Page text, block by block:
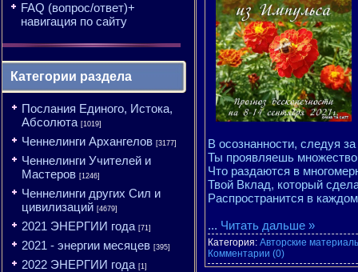
FAQ (вопрос/ответ)+
навигация по сайту
Категории раздела
Послания Единого, Истока,
Абсолюта [1019]
Ченнелинги Архангелов [3177]
Ченнелинги Учителей и
Мастеров [1246]
Ченнелинги других Сил и
цивилизаций [4679]
2021 ЭНЕРГИИ года [71]
2021 - энергии месяцев [395]
2022 ЭНЕРГИИ года [1]
В осознанности, следуя
Ты проявляешь
Что раздаются в
Твой Вклад, который
Распространится в
... Читать дальше »
Категория: Авторские
Комментарии (0)